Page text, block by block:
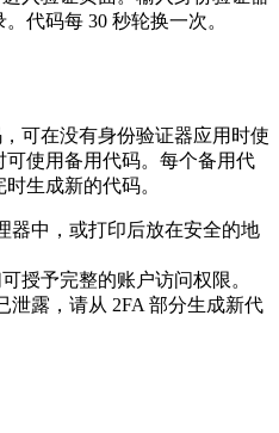
代码每 30 秒轮换一次。
可在没有身份验证器应用时使
使用备用代码。每个备用代
生成新的代码。
器中，或打印后放在安全的地
授予完整的账户访问权限。
泄露，请从 2FA 部分生成新代